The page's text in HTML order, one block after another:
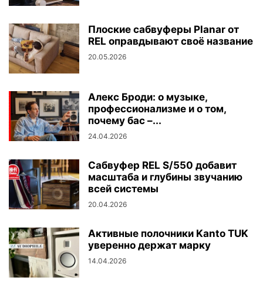
Плоские сабвуферы Planar от
REL оправдывают своё название
20.05.2026
Алекс Броди: о музыке,
профессионализме и о том,
почему бас –...
24.04.2026
Сабвуфер REL S/550 добавит
масштаба и глубины звучанию
всей системы
20.04.2026
Активные полочники Kanto TUK
уверенно держат марку
14.04.2026